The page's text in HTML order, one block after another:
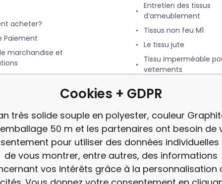
acheter?
Paiement
marchandise et
de la
Entretien des tissus
d’ameublement
Tissus non feu M1
Le tissu jute
Tissu imperméable
vetements
Le tissu Feutrine
Qu'est-ce que le
avis
Cookies + GDPR
très solide souple en polyester, couleur
50 m et les partenaires ont besoin de
pour utiliser des données individuelles
de vous montrer, entre autres, des informations
vos intérêts grâce à la personnalisation